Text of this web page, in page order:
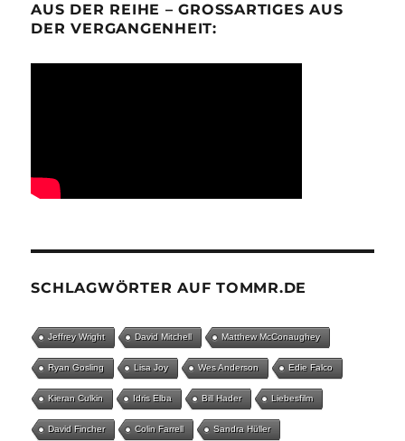
AUS DER REIHE – GROSSARTIGES AUS D
ER VERGANGENHEIT:
SCHLAGWÖRTER AUF TOMMR.DE
Jeffrey Wright David Mitchell Matthew McConaughey
Ryan Gosling Lisa Joy Wes Anderson Edie Falco
Kieran Culkin Idris Elba Bill Hader Liebesfilm
David Fincher Colin Farrell Sandra Hüller